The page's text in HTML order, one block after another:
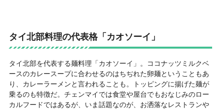
タイ北部料理の代表格「カオソーイ」
タイ北部を代表する麺料理「カオソーイ」。ココナッツミルクベ
ースのカレースープに合わせるのはちぢれた卵麺ということもあ
り、カレーラーメンと言われることも。トッピングに揚げた麺が
乗るのも特徴だ。チェンマイでは食堂や屋台でもおなじみのロー
カルフードではあるが、いま話題なのが、お洒落なレストランや